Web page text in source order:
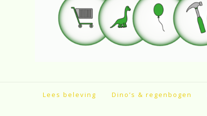
Lees beleving Dino’s & regenbogen